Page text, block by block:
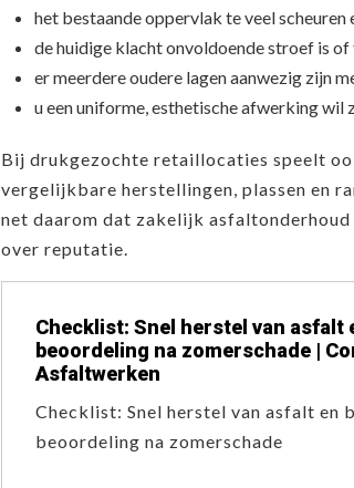
het bestaande oppervlak te veel
de huidige klacht onvoldoende stroef is
er meerdere oudere lagen aanwezig zijn
u een uniforme, esthetische afwerking wil
Bij drukgezochte retaillocaties speelt
vergelijkbare herstellingen, plassen en
net daarom dat zakelijk
over reputatie.
Checklist: Snel herstel van asfalt
beoordeling na zomerschade |
Asfaltwerken
Checklist: Snel herstel van asfalt en
beoordeling na zomerschade